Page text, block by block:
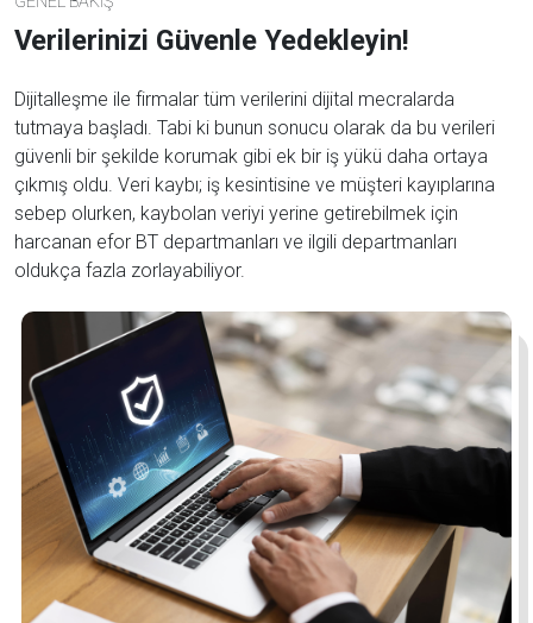
Verilerinizi Güvenle Yedekleyin!
Dijitalleşme ile firmalar tüm verilerini dijital mecralarda
tutmaya başladı. Tabi ki bunun sonucu olarak da bu verileri
güvenli bir şekilde korumak gibi ek bir iş yükü daha ortaya
çıkmış oldu. Veri kaybı; iş kesintisine ve müşteri kayıplarına
sebep olurken, kaybolan veriyi yerine getirebilmek için
harcanan efor BT departmanları ve ilgili departmanları
oldukça fazla zorlayabiliyor.
Mayasoft Assistant